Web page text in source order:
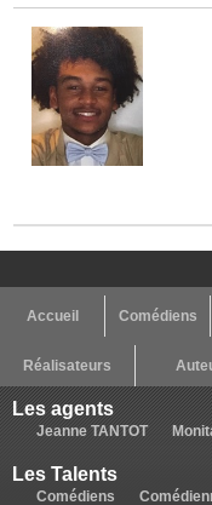
Accueil Comédiens
Réalisateurs
Les agents
Jeanne TANTOT
Les Talents
Comédiens